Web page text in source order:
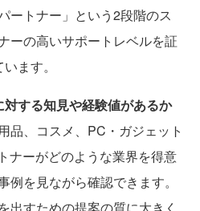
ートナー」という2段階のス
ーの高いサポートレベルを証
ます。
する知見や経験値があるか
品、コスメ、PC・ガジェット
ナーがどのような業界を得意
例を見ながら確認できます。